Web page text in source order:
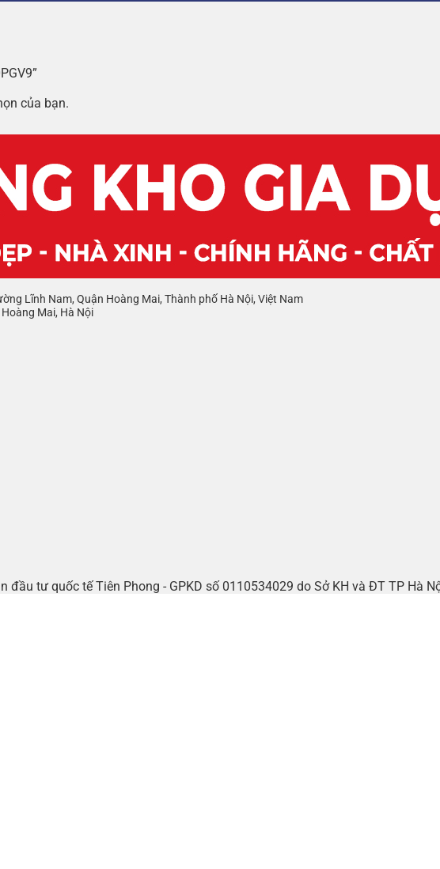
của bạn.
Lĩnh Nam, Quận Hoàng Mai, Thành phố Hà Nội, Việt Nam
Hoàng Mai, Hà Nội
đầu tư quốc tế Tiên Phong - GPKD số 0110534029 do Sở KH và ĐT TP Hà